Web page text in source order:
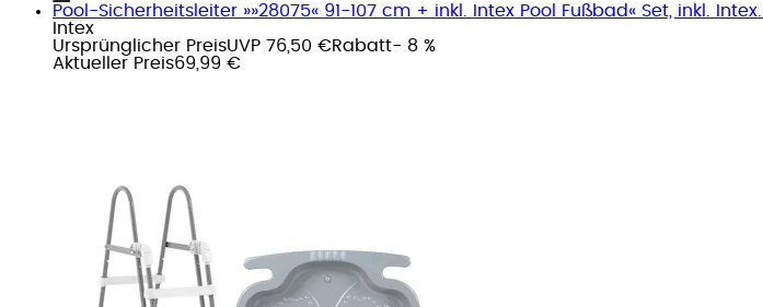
Pool-Sicherheitsleiter »»28075« 91-107 cm + inkl. Intex Pool Fußbad« Set, inkl. Intex...
Intex
Ursprünglicher PreisUVP 76,50 €Rabatt- 8 %
Aktueller Preis69,99 €